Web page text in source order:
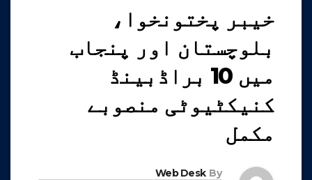
خیبر پختونخوا،
بلوچستان اور پنجاب
میں 10 براڈبینڈ
کنیکٹیوٹی منصوبے
مکمل
By
Web Desk